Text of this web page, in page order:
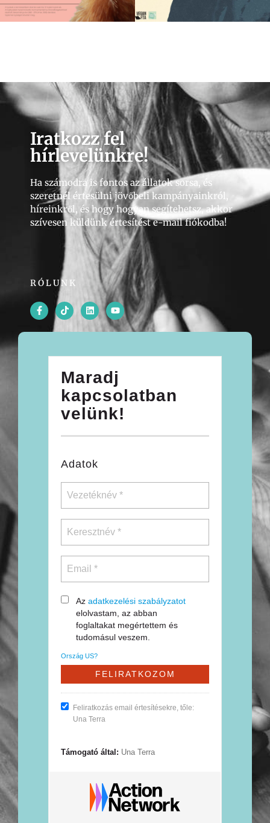
Iratkozz fel
hírlevelünkre!
Ha számodra is fontos az állatok sorsa, és
szeretnél értesülni jövőbeli kampányainkról,
híreinkről, és hogy hogyan segítehetsz, akkor
szívesen küldünk értesítést e-mail fiókodba!
RÓLUNK
Maradj
kapcsolatban
velünk!
Adatok
Az adatkezelési szabályzatot
elolvastam, az abban
foglaltakat megértettem és
tudomásul veszem.
Ország US?
Feliratkozás email értesítésekre, tőle:
Una Terra
Támogató által: Una Terra